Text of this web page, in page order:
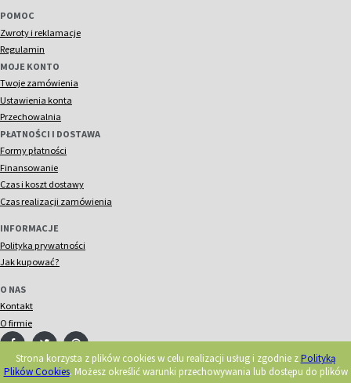
Strona korzysta z plików cookies w celu realizacji usług i zgodnie zPolityką
Plików Cookies. Możesz określić warunki przechowywania lub dostępu do plików
POMOC
Zwroty i reklamacje
Regulamin
MOJE KONTO
Twoje zamówienia
Ustawienia konta
Przechowalnia
PŁATNOŚCI I DOSTAWA
Formy płatności
Finansowanie
Czas i koszt dostawy
Czas realizacji zamówienia
INFORMACJE
Polityka prywatności
Jak kupować?
O NAS
Kontakt
O firmie
© 2018 Acorn. Wszelkie prawa zastrzeżone.